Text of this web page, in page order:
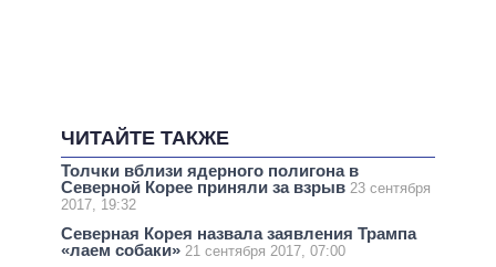
ЧИТАЙТЕ ТАКЖЕ
Толчки вблизи ядерного полигона в
Северной Корее приняли за взрыв 23 сентября
2017, 19:32
Северная Корея назвала заявления Трампа
«лаем собаки» 21 сентября 2017, 07:00